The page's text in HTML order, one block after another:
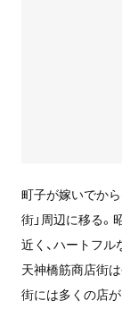
町子が嫁いでか
街」周辺に移る
近く、ハートフ
天神橋筋商店街
街には多くの店